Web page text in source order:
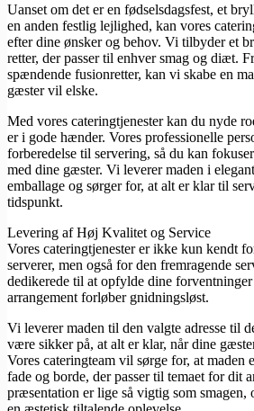
Uanset om det er en fødselsdagsfest, et
en anden festlig lejlighed, kan vores
efter dine ønsker og behov. Vi tilbyder et
retter, der passer til enhver smag og diæt.
spændende fusionretter, kan vi skabe en
gæster vil elske.
Med vores cateringtjenester kan du nyde
er i gode hænder. Vores professionelle
forberedelse til servering, så du kan
med dine gæster. Vi leverer maden i
emballage og sørger for, at alt er klar til
tidspunkt.
Levering af Høj Kvalitet og Service
Vores cateringtjenester er ikke kun kendt
serverer, men også for den fremragende
dedikerede til at opfylde dine
arrangement forløber gnidningsløst.
Vi leverer maden til den valgte adresse til
være sikker på, at alt er klar, når dine
Vores cateringteam vil sørge for, at maden
fade og borde, der passer til temaet for dit
præsentation er lige så vigtig som